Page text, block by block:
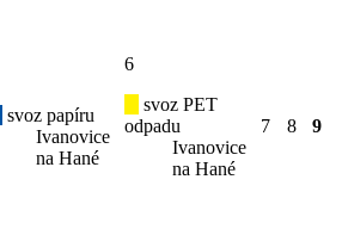
svoz papíru
Ivanovice
na Hané
6
svoz PET
odpadu
Ivanovice
na Hané
7 8 9